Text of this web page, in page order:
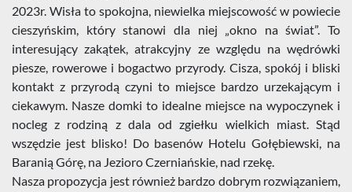
2023r. Wisła to spokojna, niewielka miejscowość w powiecie
cieszyńskim, który stanowi dla niej „okno na świat”. To
interesujący zakątek, atrakcyjny ze względu na wędrówki
piesze, rowerowe i bogactwo przyrody. Cisza, spokój i bliski
kontakt z przyrodą czyni to miejsce bardzo urzekającym i
ciekawym. Nasze domki to idealne miejsce na wypoczynek i
nocleg z rodziną z dala od zgiełku wielkich miast. Stąd
wszędzie jest blisko! Do basenów Hotelu Gołębiewski, na
Baranią Górę, na Jezioro Czerniańskie, nad rzekę.
Nasza propozycja jest również bardzo dobrym rozwiązaniem,